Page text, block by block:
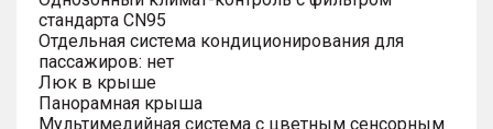
стандарта CN95
Отдельная система кондиционирования для
пассажиров: нет
Люк в крыше
Панорамная крыша
Мультимедийная система с цветным сенсорным